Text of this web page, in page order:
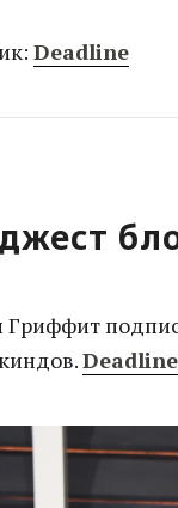
Deadline
Deadline